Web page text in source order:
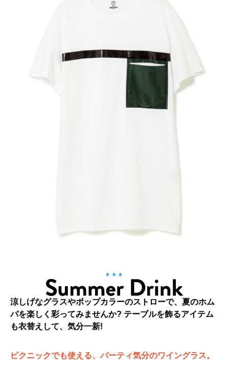
涼しげなグラスやポップカラーのストローで、夏のホム
パを楽しく彩ってみませんか? テーブルを飾るアイテム
も衣替えして、気分一新!
ピクニックでも使える、パーティ気分のワイングラス。